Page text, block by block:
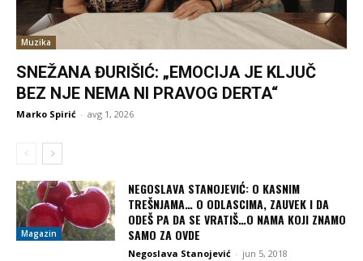
Muzika
SNEŽANA ĐURIŠIĆ: „EMOCIJA JE KLJUČ
BEZ NJE NEMA NI PRAVOG DERTA“
Marko Spirić - avg 1, 2026
Magazin
NEGOSLAVA STANOJEVIĆ: O KASNIM
TREŠNJAMA… O ODLASCIMA, ZAUVEK I DA
ODEŠ PA DA SE VRATIŠ…O NAMA KOJI ZNAMO
SAMO ZA OVDE
Negoslava Stanojević - jun 5, 2018